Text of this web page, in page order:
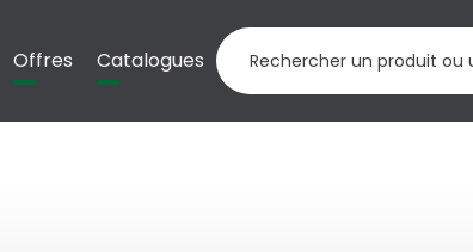
Offres Catalogues